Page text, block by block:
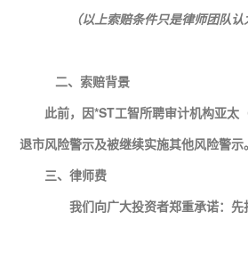
（以上索赔条件只是律师团队
二、索赔背景
此前，因*ST工智所聘审计机构亚太
退市风险警示及被继续实施其他风险警示
三、律师费
我们向广大投资者郑重承诺：先